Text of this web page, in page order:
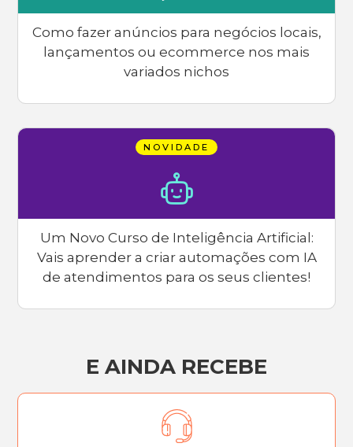
Como fazer anúncios para negócios locais,
lançamentos ou ecommerce nos mais
variados nichos
NOVIDADE
Um Novo Curso de Inteligência Artificial:
Vais aprender a criar automações com IA
de atendimentos para os seus clientes!
E AINDA RECEBE